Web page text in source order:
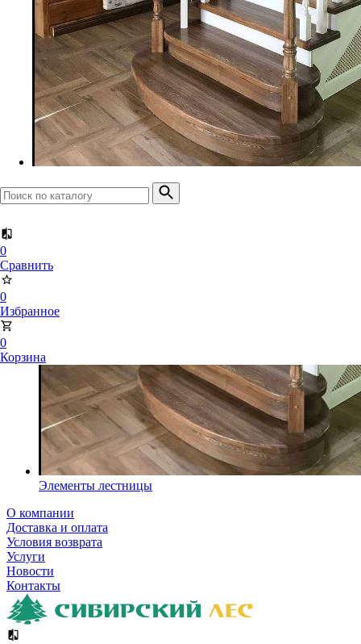
0
Сравнить
0
Избранное
0
Корзина
Планкен прямой
Планкен скошенный
Элементы лестницы
О компании
Доставка и оплата
Условия возврата
Услуги
Новости
Контакты